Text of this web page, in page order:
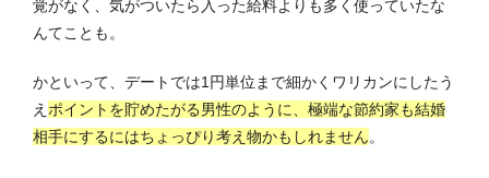
覚がなく、気がついたら入った給料よりも多く使っていたな
んてことも。
かといって、デートでは1円単位まで細かくワリカンにしたう
え ポイントを貯めたがる男性のように、極端な節約家も結婚
相手にするにはちょっぴり考え物かもしれません。